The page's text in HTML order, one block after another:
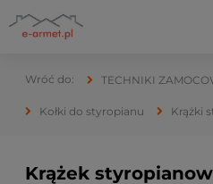
TECHNIKI
Kołki do styropianu Krążki
Krążek